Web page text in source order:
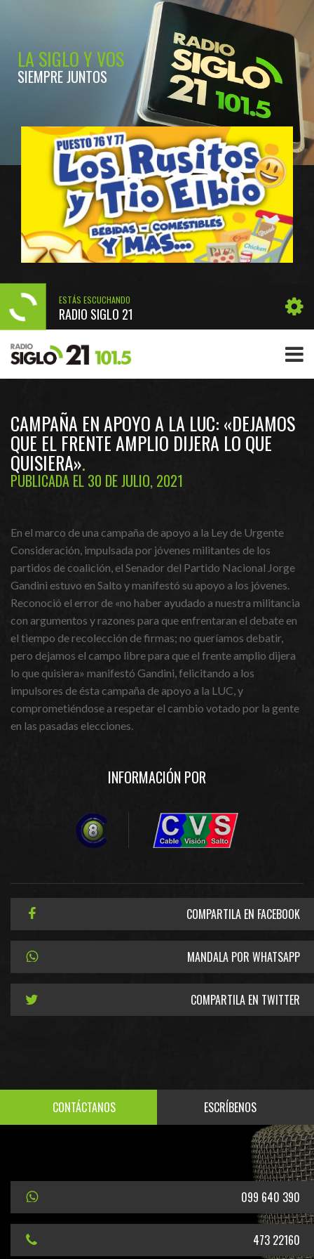
LA SIGLO Y VOS
SIEMPRE JUNTOS
ESTÁS ESCUCHANDO
RADIO SIGLO 21
CAMPAÑA EN APOYO A LA LUC: «DEJAMOS
QUE EL FRENTE AMPLIO DIJERA LO QUE
QUISIERA»
PUBLICADA EL 30 DE JULIO, 2021
En el marco de una campaña de apoyo a la Ley de Urgente
Consideración, impulsada por jóvenes militantes de los
partidos de coalición, el Senador del Partido Nacional Jorge
Gandini estuvo en Salto y manifestó su apoyo a los jóvenes.
Reconoció el error de «no haber ayudado a nuestra militancia
con argumentos y razones para que enfrentaran el debate en
el tiempo de recolección de firmas; no queríamos debatir,
pero dejamos el campo libre para que el frente amplio dijera
lo que quisiera» manifestó Gandini, felicitando a los
impulsores de ésta campaña de apoyo a la LUC, y
comprometiéndose a respetar el cambio votado por la gente
en las pasadas elecciones.
INFORMACIÓN POR
COMPARTILA EN FACEBOOK
MANDALA POR WHATSAPP
COMPARTILA EN TWITTER
CONTÁCTANOS ESCRÍBENOS
099 640 390
473 22160